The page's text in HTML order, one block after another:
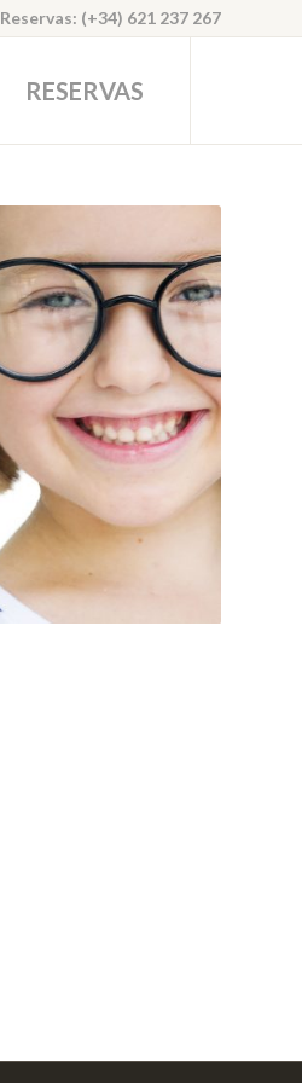
Reservas: (+34) 621 237 267
RESERVAS